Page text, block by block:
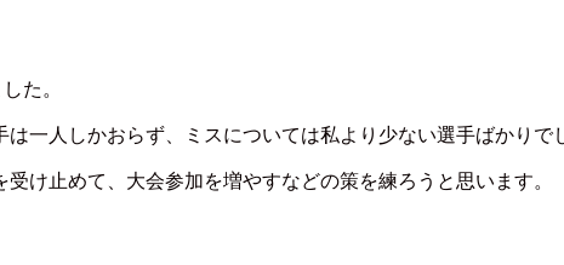
た。
一人しかおらず、ミスについては私より少ない選手ばかりで
け止めて、大会参加を増やすなどの策を練ろうと思います。